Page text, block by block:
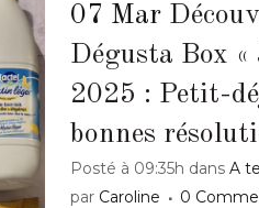
07 Mar
Dégusta Box
2025 : Petit-
bonnes
Posté à 09:35h dans A
par Caroline 0